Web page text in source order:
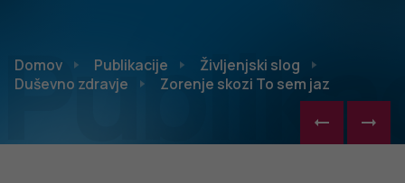
Domov Publikacije
Življenjski slog
Duševno zdravje
Zorenje skozi To sem jaz